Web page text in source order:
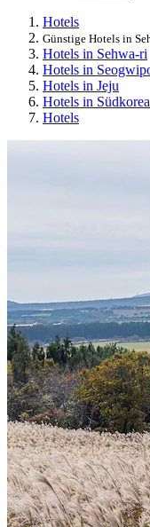
Hotels
Günstige Hotels in
Hotels in Sehwa-ri
Hotels in
Hotels in Jeju
Hotels in Südkorea
Hotels